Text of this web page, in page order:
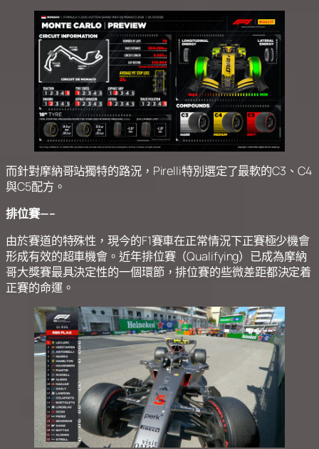
而針對摩納哥站獨特的路況，Pirelli特別選定了最軟的C3、C4
與C5配方。
排位賽—–
由於賽道的特殊性，現今的F1賽車在正常情況下正賽極少機會
形成有效的超車機會。近年排位賽（Qualifying）已成為摩納
哥大獎賽最具決定性的一個環節，排位賽的些微差距都決定着
正賽的命運。